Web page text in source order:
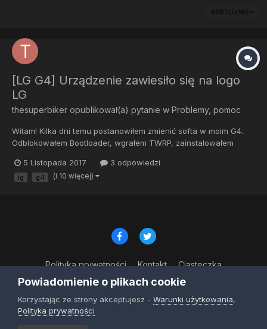
SORTUJ WG
[LG G4] Urządzenie zawiesiło się na logo
LG
thesuperbiker opublikował(a) pytanie w Problemy, pomoc
Witam! Kilka dni temu postanowiłem zmienić softa w moim G4.
Odblokowałem Bootloader, wgrałem TWRP, zainstalowałem
wyłaczył i załapał bootlopa. Chciałem przez TWRP zmienić softa
na innego, ale niestety recovery się nie wczytało :/ Postan...
5 Listopada 2017 3 odpowiedzi
lg g4 (i 10 więcej)
Polityka prywatności Kontakt Ciasteczka
© Copyright 2023
Powered by Invision Community
Powiadomienie o plikach cookie
Korzystając ze strony akceptujesz - Warunki użytkowania,
Polityka prywatności